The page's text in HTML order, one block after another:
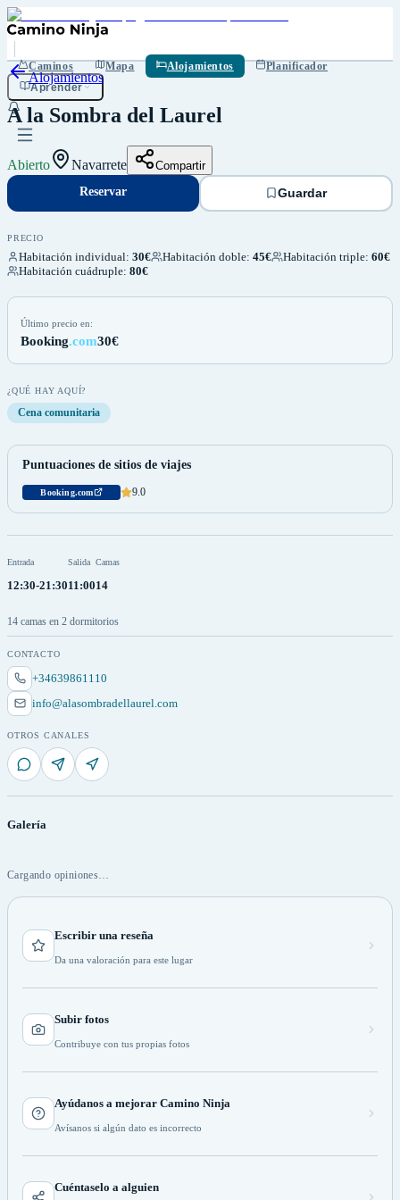
Caminos Mapa Alojamientos
Planificador
Aprender
Alojamientos
A la Sombra del Laurel
Abierto Navarrete Compartir
Reservar
Reservar Guardar
PRECIO
Habitación individual: 30€ Habitación doble: 45€ Habitación triple: 60€
Habitación cuádruple: 80€
Último precio en:
Booking.com30€
¿QUÉ HAY AQUÍ?
Cena comunitaria
Puntuaciones de sitios de viajes
Booking.com 9.0
Entrada
12:30-21:30
Salida
11:00
Camas
14
14 camas en 2 dormitorios
CONTACTO
+34639861110
info@alasombradellaurel.com
OTROS CANALES
Galería
Cargando opiniones…
Escribir una reseña
Da una valoración para este lugar
Subir fotos
Contribuye con tus propias fotos
Ayúdanos a mejorar Camino Ninja
Avísanos si algún dato es incorrecto
Cuéntaselo a alguien